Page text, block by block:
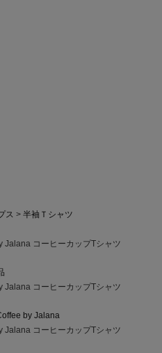
ス
半袖Ｔシャツ
Jalana コーヒーカップTシャツ
Jalana コーヒーカップTシャツ
by Jalana
Jalana コーヒーカップTシャツ